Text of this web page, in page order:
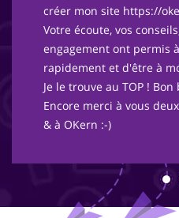
créer mon site https://
Votre écoute, vos
engagement ont permis
rapidement et d'être à
Je le trouve au TOP ! Bon
Encore merci à vous
& à OKern :-)